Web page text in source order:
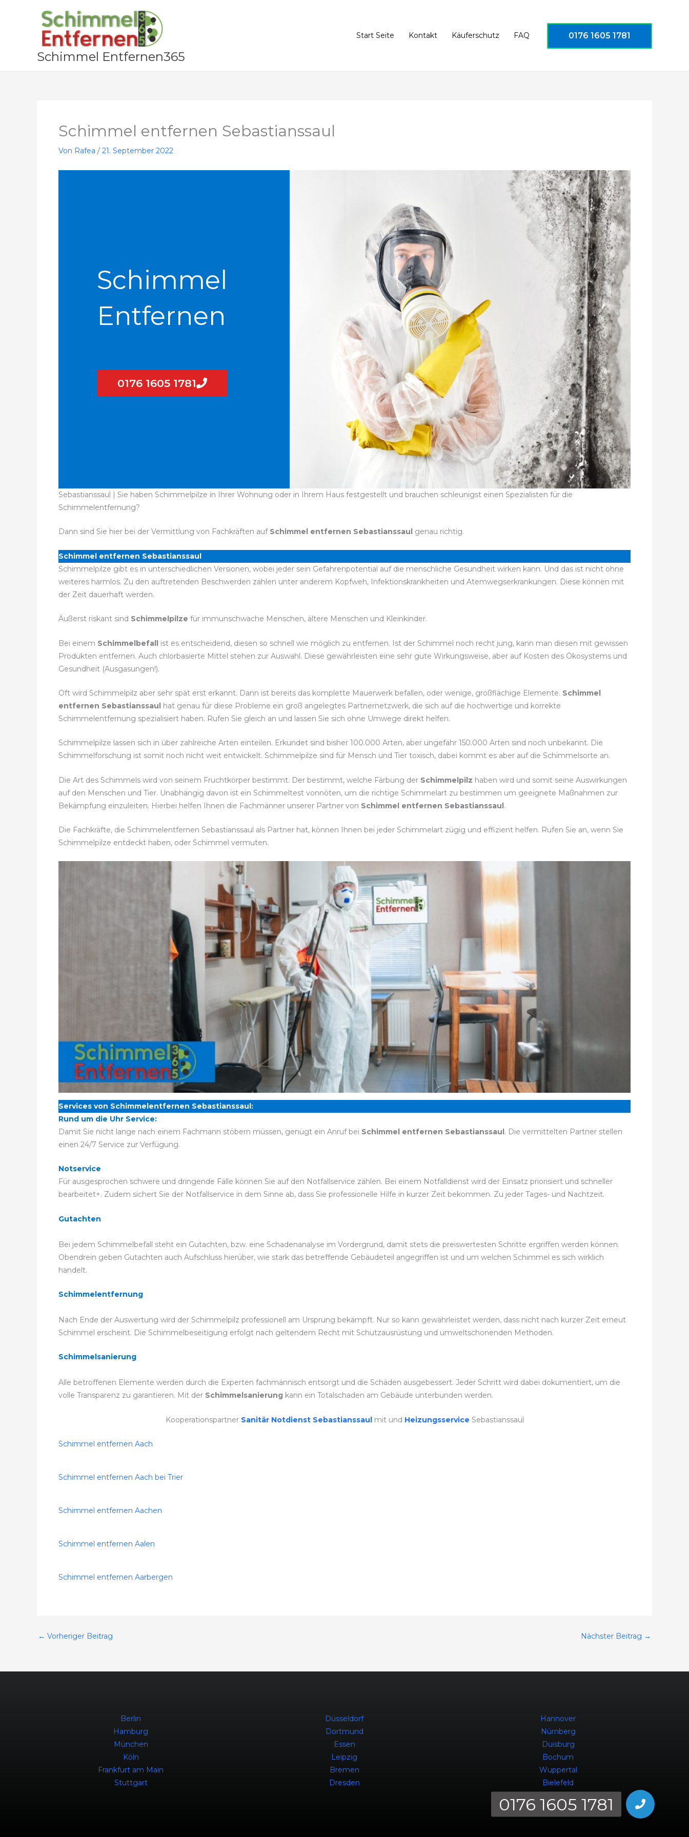
Schimmel Entfernen365
Start Seite Kontakt Käuferschutz FAQ 0176 1605 1781
Schimmel entfernen Sebastianssaul
Von Rafea / 21. September 2022
Schimmel
Entfernen
0176 1605 1781
Sebastianssaul | Sie haben Schimmelpilze in Ihrer Wohnung oder in Ihrem Haus festgestellt und brauchen schleunigst einen Spezialisten für die
Schimmelentfernung?
Dann sind Sie hier bei der Vermittlung von Fachkräften auf Schimmel entfernen Sebastianssaul genau richtig.
Schimmel entfernen Sebastianssaul
Schimmelpilze gibt es in unterschiedlichen Versionen, wobei jeder sein Gefahrenpotential auf die menschliche Gesundheit wirken kann. Und das ist nicht ohne
weiteres harmlos. Zu den auftretenden Beschwerden zählen unter anderem Kopfweh, Infektionskrankheiten und Atemwegserkrankungen. Diese können mit
der Zeit dauerhaft werden.
Äußerst riskant sind Schimmelpilze für immunschwache Menschen, ältere Menschen und Kleinkinder.
Bei einem Schimmelbefall ist es entscheidend, diesen so schnell wie möglich zu entfernen. Ist der Schimmel noch recht jung, kann man diesen mit gewissen
Produkten entfernen. Auch chlorbasierte Mittel stehen zur Auswahl. Diese gewährleisten eine sehr gute Wirkungsweise, aber auf Kosten des Ökosystems und
Gesundheit (Ausgasungen!).
Oft wird Schimmelpilz aber sehr spät erst erkannt. Dann ist bereits das komplette Mauerwerk befallen, oder wenige, großflächige Elemente. Schimmel
entfernen Sebastianssaul hat genau für diese Probleme ein groß angelegtes Partnernetzwerk, die sich auf die hochwertige und korrekte
Schimmelentfernung spezialisiert haben. Rufen Sie gleich an und lassen Sie sich ohne Umwege direkt helfen.
Schimmelpilze lassen sich in über zahlreiche Arten einteilen. Erkundet sind bisher 100.000 Arten, aber ungefähr 150.000 Arten sind noch unbekannt. Die
Schimmelforschung ist somit noch nicht weit entwickelt. Schimmelpilze sind für Mensch und Tier toxisch, dabei kommt es aber auf die Schimmelsorte an.
Die Art des Schimmels wird von seinem Fruchtkörper bestimmt. Der bestimmt, welche Färbung der Schimmelpilz haben wird und somit seine Auswirkungen
auf den Menschen und Tier. Unabhängig davon ist ein Schimmeltest vonnöten, um die richtige Schimmelart zu bestimmen um geeignete Maßnahmen zur
Bekämpfung einzuleiten. Hierbei helfen Ihnen die Fachmänner unserer Partner von Schimmel entfernen Sebastianssaul.
Die Fachkräfte, die Schimmelentfernen Sebastianssaul als Partner hat, können Ihnen bei jeder Schimmelart zügig und effizient helfen. Rufen Sie an, wenn Sie
Schimmelpilze entdeckt haben, oder Schimmel vermuten.
Services von Schimmelentfernen Sebastianssaul:
Rund um die Uhr Service:
Damit Sie nicht lange nach einem Fachmann stöbern müssen, genügt ein Anruf bei Schimmel entfernen Sebastianssaul. Die vermittelten Partner stellen
einen 24/7 Service zur Verfügung.
Notservice
Für ausgesprochen schwere und dringende Fälle können Sie auf den Notfallservice zählen. Bei einem Notfalldienst wird der Einsatz priorisiert und schneller
bearbeitet+. Zudem sichert Sie der Notfallservice in dem Sinne ab, dass Sie professionelle Hilfe in kurzer Zeit bekommen. Zu jeder Tages- und Nachtzeit.
Gutachten
Bei jedem Schimmelbefall steht ein Gutachten, bzw. eine Schadenanalyse im Vordergrund, damit stets die preiswertesten Schritte ergriffen werden können.
Obendrein geben Gutachten auch Aufschluss hierüber, wie stark das betreffende Gebäudeteil angegriffen ist und um welchen Schimmel es sich wirklich
handelt.
Schimmelentfernung
Nach Ende der Auswertung wird der Schimmelpilz professionell am Ursprung bekämpft. Nur so kann gewährleistet werden, dass nicht nach kurzer Zeit erneut
Schimmel erscheint. Die Schimmelbeseitigung erfolgt nach geltendem Recht mit Schutzausrüstung und umweltschonenden Methoden.
Schimmelsanierung
Alle betroffenen Elemente werden durch die Experten fachmännisch entsorgt und die Schäden ausgebessert. Jeder Schritt wird dabei dokumentiert, um die
volle Transparenz zu garantieren. Mit der Schimmelsanierung kann ein Totalschaden am Gebäude unterbunden werden.
Kooperationspartner Sanitär Notdienst Sebastianssaul mit und Heizungsservice Sebastianssaul
Schimmel entfernen Aach
Schimmel entfernen Aach bei Trier
Schimmel entfernen Aachen
Schimmel entfernen Aalen
Schimmel entfernen Aarbergen
← Vorheriger Beitrag Nächster Beitrag →
Berlin
Hamburg
München
Köln
Frankfurt am Main
Stuttgart
Düsseldorf
Dortmund
Essen
Leipzig
Bremen
Dresden
Hannover
Nürnberg
Duisburg
Bochum
Wuppertal
Bielefeld